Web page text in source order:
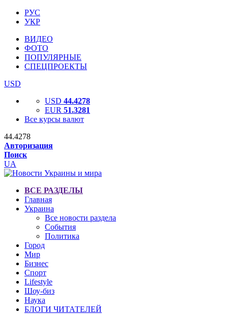
РУС
УКР
ВИДЕО
ФОТО
ПОПУЛЯРНЫЕ
СПЕЦПРОЕКТЫ
USD
USD 44.4278
EUR 51.3281
Все курсы валют
44.4278
Авторизация
Поиск
UA
ВСЕ РАЗДЕЛЫ
Главная
Украина
Все новости раздела
События
Политика
Город
Мир
Бизнес
Спорт
Lifestyle
Шоу-биз
Наука
БЛОГИ ЧИТАТЕЛЕЙ